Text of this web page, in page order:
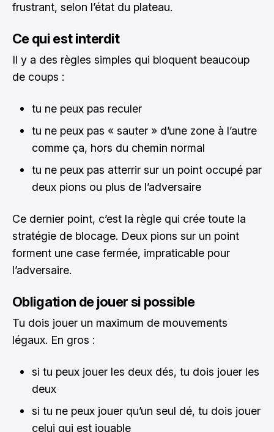
frustrant, selon l’état du plateau.
Ce qui est interdit
Il y a des règles simples qui bloquent beaucoup
de coups :
tu ne peux pas reculer
tu ne peux pas « sauter » d’une zone à l’autre
comme ça, hors du chemin normal
tu ne peux pas atterrir sur un point occupé par
deux pions ou plus de l’adversaire
Ce dernier point, c’est la règle qui crée toute la
stratégie de blocage. Deux pions sur un point
forment une case fermée, impraticable pour
l’adversaire.
Obligation de jouer si possible
Tu dois jouer un maximum de mouvements
légaux. En gros :
si tu peux jouer les deux dés, tu dois jouer les
deux
si tu ne peux jouer qu’un seul dé, tu dois jouer
celui qui est jouable